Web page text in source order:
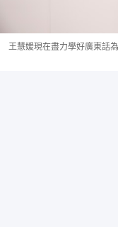
王慧媛現在盡力學好廣東話